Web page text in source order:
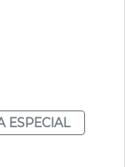
ESPECIAL